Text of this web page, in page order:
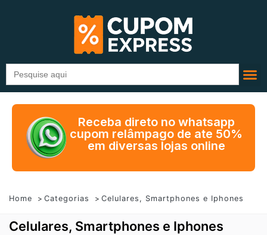
Search
for:
Receba direto no whatsapp
cupom relâmpago de ate 50%
em diversas lojas online
Home Categorias Celulares, Smartphones e Iphones
Celulares, Smartphones e Iphones